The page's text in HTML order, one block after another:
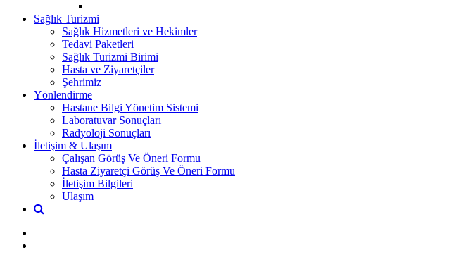
Sağlık Turizmi
Sağlık Hizmetleri ve Hekimler
Tedavi Paketleri
Sağlık Turizmi Birimi
Hasta ve Ziyaretçiler
Şehrimiz
Yönlendirme
Hastane Bilgi Yönetim Sistemi
Laboratuvar Sonuçları
Radyoloji Sonuçları
İletişim & Ulaşım
Çalışan Görüş Ve Öneri Formu
Hasta Ziyaretçi Görüş Ve Öneri Formu
İletişim Bilgileri
Ulaşım